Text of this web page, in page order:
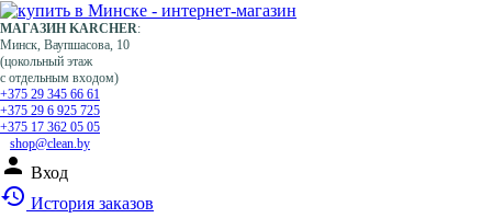
МАГАЗИН KARCHER:
Минск, Ваупшасова, 10
(цокольный этаж
с отдельным входом)
+375 29 345 66 61
+375 29 6 925 725
+375 17 362 05 05
shop@clean.by
person Вход
history История заказов